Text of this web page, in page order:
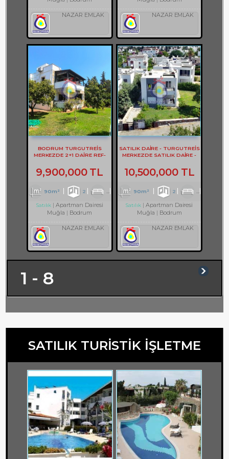
NAZAR EMLAK NAZAR EMLAK
BODRUM TURGUTREİS
MERKEZDE 2+1 DAİRE REF-
9,900,000 TL
90m² 2 1
Satılık
Apartman Dairesi
Muğla
Bodrum
NAZAR EMLAK
SATILIK DAİRE - TURGUTREİS
MERKEZDE SATILIK DAİRE -
10,500,000 TL
90m² 2
Satılık
Apartman Dairesi
Muğla
Bodrum
NAZAR EMLAK
1 - 8
SATILIK TURİSTİK İŞLETME